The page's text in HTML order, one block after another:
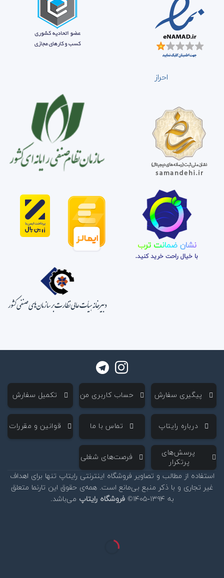
احراز
نشان ضمانت ترب
با خیال راحت خرید کنید.
‌ پیگیری سفارش ‌ حساب کاربری من ‌ تکمیل سفارش
‌ درباره رایتاپ ‌ تماس با ما ‌ قوانین و مقررات
‌ پرسش‌های
پرتکرار
‌ فرصت‌های شغلی
استفاده از مطالب و تصاویر فروشگاه اینترنتی رایتاپ تنها برای اهداف
غیر تجاری و با ذکر منبع بی‌مانع است. همه‌ی حقوق این تارنما متعلق
به ۱۳۹۴-۱۴۰۵©
فروشگاه رایتاپ می‌باشد.